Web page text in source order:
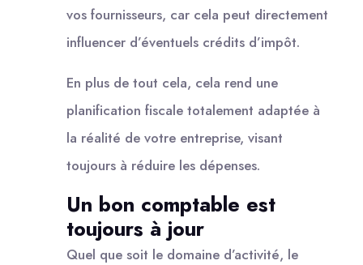
vos fournisseurs, car cela peut directement
influencer d’éventuels crédits d’impôt.
En plus de tout cela, cela rend une
planification fiscale totalement adaptée à
la réalité de votre entreprise, visant
toujours à réduire les dépenses.
Un bon comptable est
toujours à jour
Quel que soit le domaine d’activité, le